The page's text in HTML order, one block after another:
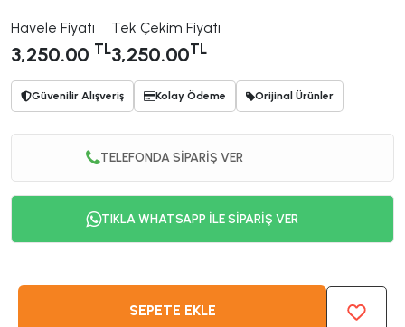
Havele Fiyatı
3,250.00 TL
Tek Çekim Fiyatı
3,250.00TL
Güvenilir Alışveriş Kolay Ödeme Orijinal Ürünler
TELEFONDA SİPARİŞ VER
TIKLA WHATSAPP İLE SİPARİŞ VER
SEPETE EKLE